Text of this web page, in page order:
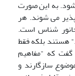
به این صورت
می شوند. هر
شناس است.
هستند بلکه فقط
که "مفاهیم
سازگارند و